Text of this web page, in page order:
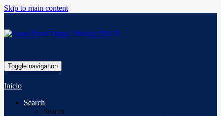
Skip to main content
Toggle navigation
Inicio
Search
Search